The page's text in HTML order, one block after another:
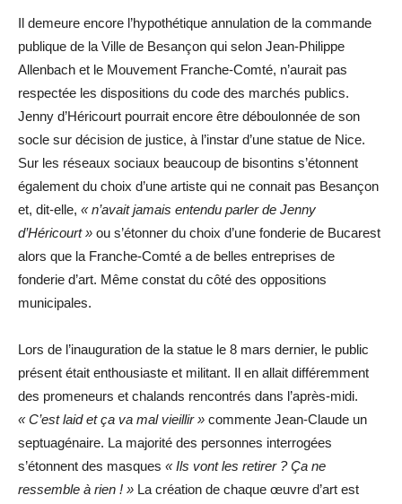
Il demeure encore l’hypothétique annulation de la commande
publique de la Ville de Besançon qui selon Jean-Philippe
Allenbach et le Mouvement Franche-Comté, n’aurait pas
respectée les dispositions du code des marchés publics.
Jenny d’Héricourt pourrait encore être déboulonnée de son
socle sur décision de justice, à l’instar d’une statue de Nice.
Sur les réseaux sociaux beaucoup de bisontins s’étonnent
également du choix d’une artiste qui ne connait pas Besançon
et, dit-elle, « n’avait jamais entendu parler de Jenny
d’Héricourt » ou s’étonner du choix d’une fonderie de Bucarest
alors que la Franche-Comté a de belles entreprises de
fonderie d’art. Même constat du côté des oppositions
municipales.
Lors de l’inauguration de la statue le 8 mars dernier, le public
présent était enthousiaste et militant. Il en allait différemment
des promeneurs et chalands rencontrés dans l’après-midi.
« C’est laid et ça va mal vieillir » commente Jean-Claude un
septuagénaire. La majorité des personnes interrogées
s’étonnent des masques « Ils vont les retirer ? Ça ne
ressemble à rien ! » La création de chaque œuvre d’art est